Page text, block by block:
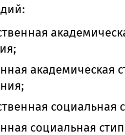
академическая
социальная
социальная